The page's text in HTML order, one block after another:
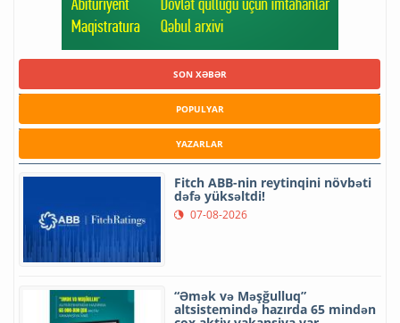
SON XƏBƏR
POPULYAR
YAZARLAR
Fitch ABB-nin reytinqini növbəti
dəfə yüksəltdi!
07-08-2026
“Əmək və Məşğulluq”
altsistemində hazırda 65 mindən